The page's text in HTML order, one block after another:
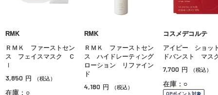
RMK
ＲＭＫ ファーストセン
ス フェイスマスク Ｃ
Ｉ
3,850 円 （税込）
在庫：○
RMK
ＲＭＫ ファーストセン
ス ハイドレーティング
ローション リファイン
ド
4,180 円 （税込）
コスメデコルテ
アイピー ショッ
ドバンスト マス
7,700 円 （税込）
在庫：○
OPポイント対象